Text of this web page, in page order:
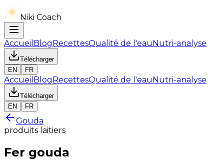
Niki Coach
Accueil BlogRecettesQualité de l'eauNutri-analyse
Télécharger
EN
FR
Accueil BlogRecettesQualité de l'eauNutri-analyse
Télécharger
EN
FR
Gouda
produits laitiers
Fer gouda